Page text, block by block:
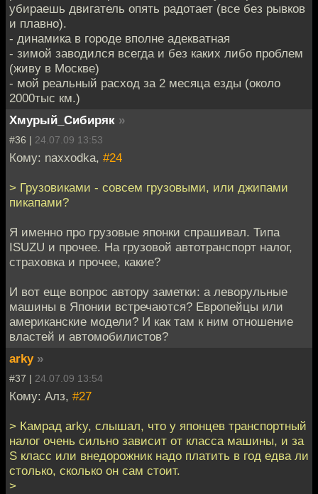
убираешь двигатель опять радотает (все без рывков
и плавно).
- динамика в городе вполне адекватная
- зимой заводился всегда и без каких либо проблем
(живу в Москве)
- мой реальный расход за 2 месяца езды (около
2000тыс км.)
Хмурый_Сибиряк »
#36 | 24.07.09 13:53
Кому: naxxodka, #24
> Грузовиками - совсем грузовыми, или джипами
пикапами?
Я именно про грузовые японки спрашивал. Типа
ISUZU и прочее. На грузовой автотранспорт налог,
страховка и прочее, какие?
И вот еще вопрос автору заметки: а леворульные
машины в Японии встречаются? Европейцы или
американские модели? И как там к ним отношение
властей и автомобилистов?
arky »
#37 | 24.07.09 13:54
Кому: Алз, #27
> Камрад arky, слышал, что у японцев транспортный
налог очень сильно зависит от класса машины, и за
S класс или внедорожник надо платить в год едва ли
столько, сколько он сам стоит.
>